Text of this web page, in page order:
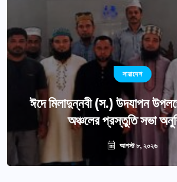
সারাদেশ
ঈদে মিলাদুন্নবী (স.) উদযাপন
অঞ্চলের প্রস্তুতি সভা
আগস্ট ৮, ২০২৬